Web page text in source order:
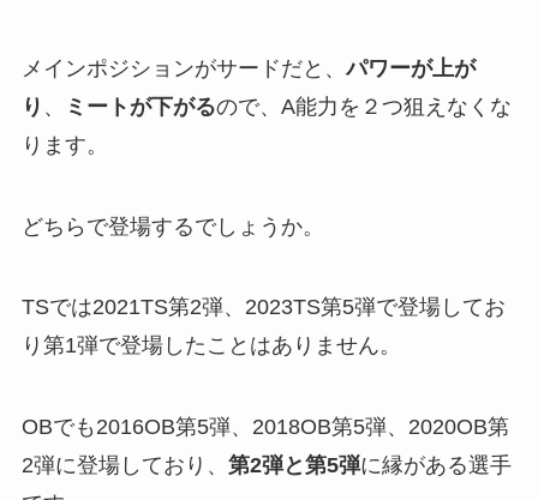
メインポジションがサードだと、パワーが上が
り 、 ミートが下がるので、A能力を２つ狙えなくな
ります。
どちらで登場するでしょうか。
TSでは2021TS第2弾、2023TS第5弾で登場してお
り第1弾で登場したことはありません。
OBでも2016OB第5弾、2018OB第5弾、2020OB第
2弾に登場しており、 第2弾と第5弾に縁がある選手